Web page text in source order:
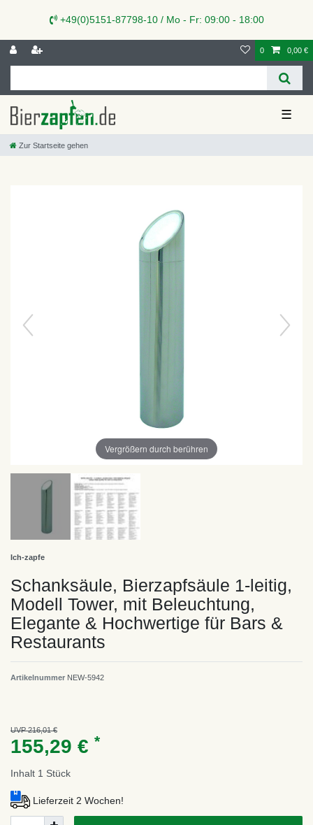
+49(0)5151-87798-10 / Mo - Fr: 09:00 - 18:00
0 0,00 €
☰
Zur Startseite gehen
Vergrößern durch berühren
Ich-zapfe
Schanksäule, Bierzapfsäule 1-leitig,
Modell Tower, mit Beleuchtung,
Elegante & Hochwertige für Bars &
Restaurants
Artikelnummer NEW-5942
UVP 216,01 €
155,29 € *
Inhalt 1 Stück
Lieferzeit 2 Wochen!